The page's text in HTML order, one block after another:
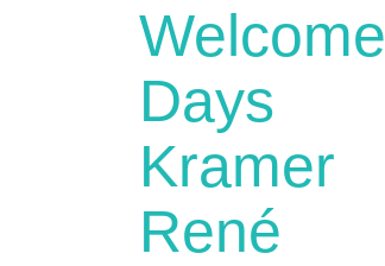
Welcome
Days
Kramer
René